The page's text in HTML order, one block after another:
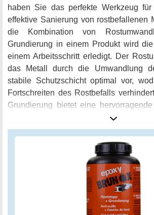
haben Sie das perfekte Werkzeug
effektive Sanierung von rostbefallenen
die Kombination von
Grundierung in einem Produkt wird
einem Arbeitsschritt erledigt. Der
das Metall durch die Umwandlung
stabile Schutzschicht optimal vor,
Fortschreiten des Rostbefalls
Grundierung bietet eine
Metall und bildet eine
Nachbehandlung und den finalen
Füllmenge von einem Liter ist das
die Sanierung von größeren Flächen
kosteneffektive Lösung für
Heimwerker dar. Holen Sie sich
BEPOXY1000ML Epoxy
Ihre nächste Sanierung schnell, einfach